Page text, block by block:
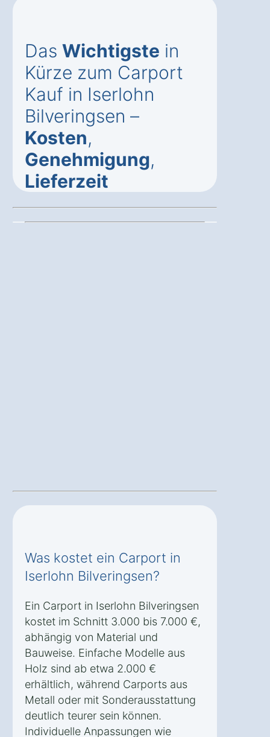
Das Wichtigste in
Kürze zum Carport
Kauf in Iserlohn
Bilveringsen –
Kosten,
Genehmigung,
Lieferzeit
Was kostet ein Carport in
Iserlohn Bilveringsen?
Ein Carport in Iserlohn Bilveringsen
kostet im Schnitt 3.000 bis 7.000 €,
abhängig von Material und
Bauweise. Einfache Modelle aus
Holz sind ab etwa 2.000 €
erhältlich, während Carports aus
Metall oder mit Sonderausstattung
deutlich teurer sein können.
Individuelle Anpassungen wie